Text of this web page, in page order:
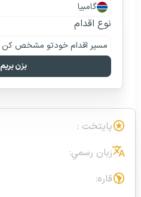
گامبیا
نوع اقدام
مسیر اقدام خودتو مشخص کن
بزن بریم
پایتخت :
زبان رسمي:
قاره: